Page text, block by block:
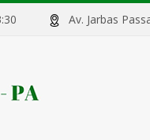
13:30 Av. Jarbas